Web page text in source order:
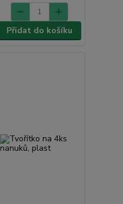
Přidat do košíku